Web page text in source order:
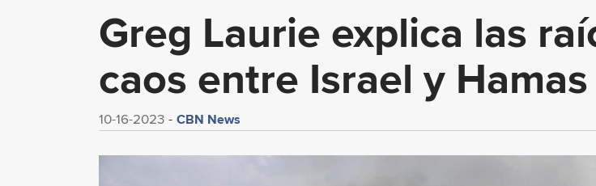
m
Greg Laurie explica las
caos entre Israel y Hamas
10-16-2023 CBN News